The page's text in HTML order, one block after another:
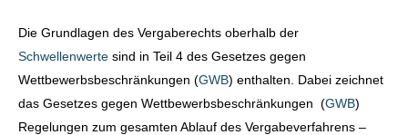
Die Grundlagen des Vergaberechts oberhalb der
Schwellenwerte sind in Teil 4 des Gesetzes gegen
Wettbewerbsbeschränkungen (GWB) enthalten. Dabei zeichnet
das Gesetzes gegen Wettbewerbsbeschränkungen (GWB)
Regelungen zum gesamten Ablauf des Vergabeverfahrens –